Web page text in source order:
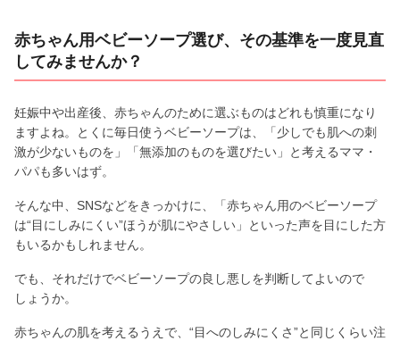
赤ちゃん用ベビーソープ選び、その基準を一度見直
してみませんか？
妊娠中や出産後、赤ちゃんのために選ぶものはどれも慎重になり
ますよね。とくに毎日使うベビーソープは、「少しでも肌への刺
激が少ないものを」「無添加のものを選びたい」と考えるママ・
パパも多いはず。
そんな中、SNSなどをきっかけに、「赤ちゃん用のベビーソープ
は“目にしみにくい”ほうが肌にやさしい」といった声を目にした方
もいるかもしれません。
でも、それだけでベビーソープの良し悪しを判断してよいので
しょうか。
赤ちゃんの肌を考えるうえで、“目へのしみにくさ”と同じくらい注